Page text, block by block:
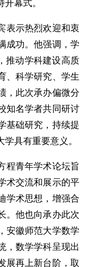
幕式。
表示热烈欢迎和衷
成功。他强调，学
推动学科建设高质
、科学研究、学生
，此次承办偏微分
知名学者共同研讨
基础研究，持续提
具有重要意义。
程青年学术论坛旨
术交流和展示的平
学术思想，增强合
。他也向承办此次
安徽师范大学数学
，数学学科呈现出
展再上新台阶，取